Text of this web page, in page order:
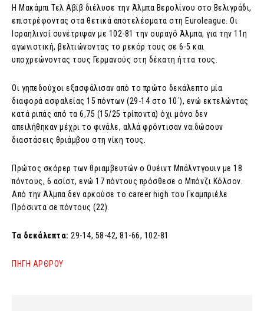
Η Μακάμπι Τελ Αβίβ διέλυσε την Άλμπα Βερολίνου στο Βελιγράδι,
επιστρέφοντας στα θετικά αποτελέσματα στη Euroleague. Οι
Ισραηλινοί συνέτριψαν με 102-81 την ουραγό Άλμπα, για την 11η
αγωνιστική, βελτιώνοντας το ρεκόρ τους σε 6-5 και
υποχρεώνοντας τους Γερμανούς στη δέκατη ήττα τους.
Οι γηπεδούχοι εξασφάλισαν από το πρώτο δεκάλεπτο μία
διαφορά ασφαλείας 15 πόντων (29-14 στο 10΄), ενώ εκτελώντας
κατά ριπάς από τα 6,75 (15/25 τρίποντα) όχι μόνο δεν
απειλήθηκαν μέχρι το φινάλε, αλλά φρόντισαν να δώσουν
διαστάσεις θριάμβου στη νίκη τους.
Πρώτος σκόρερ των θριαμβευτών ο Ουέιντ Μπάλντγουιν με 18
πόντους, 6 ασίστ, ενώ 17 πόντους πρόσθεσε ο Μπόνζι Κόλσον.
Από την Άλμπα δεν αρκούσε το career high του Γκαμπριέλε
Πρόσιντα σε πόντους (22).
Τα δεκάλεπτα: 29-14, 58-42, 81-66, 102-81
ΠΗΓΗ ΑΡΘΡΟΥ